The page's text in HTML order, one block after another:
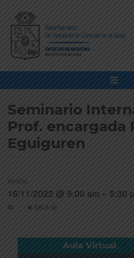
Seminario
Prof. encargada
Eguiguren
WHEN:
16/11/2022 @ 9:00 am – 5:30
SALA 02
Aula Virtual